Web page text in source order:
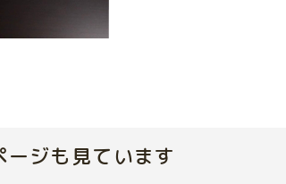
ジも見ています